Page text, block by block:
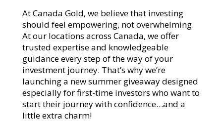
At Canada Gold, we believe that investing
should feel empowering, not overwhelming.
At our locations across Canada, we offer
trusted expertise and knowledgeable
guidance every step of the way of your
investment journey. That’s why we’re
launching a new summer giveaway designed
especially for first-time investors who want to
start their journey with confidence…and a
little extra charm!